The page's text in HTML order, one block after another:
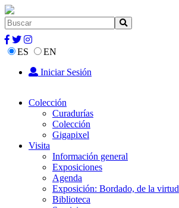
ES
EN
Iniciar Sesión
Colección
Curadurías
Colección
Gigapixel
Visita
Información general
Exposiciones
Agenda
Exposición: Bordado, de la virtud
Biblioteca